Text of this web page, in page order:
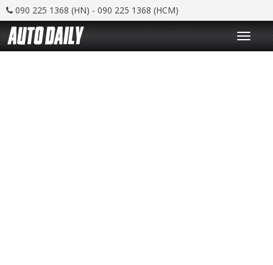
090 225 1368 (HN) - 090 225 1368 (HCM)
T
o
g